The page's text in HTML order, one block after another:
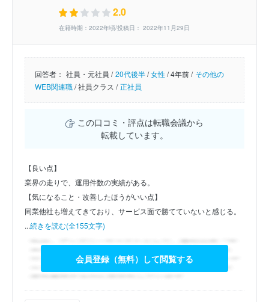
2.0
在籍時期：2022年頃/投稿日： 2022年11月29日
回答者： 社員・元社員 / 20代後半/女性/4年前 / その他の
WEB関連職/社員クラス / 正社員
この口コミ・評点は転職会議から
転載しています。
【良い点】
業界の走りで、運用件数の実績がある。
【気になること・改善したほうがいい点】
同業他社も増えてきており、サービス面で勝てていないと感じる。
...続きを読む(全155文字)
会員登録（無料）して閲覧する